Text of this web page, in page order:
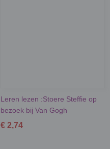
Leren lezen :Stoere Steffie op
bezoek bij Van Gogh
€ 2,74